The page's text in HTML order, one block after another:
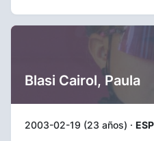
Blasi Cairol, Paula
2003-02-19 (23 años) · ESP